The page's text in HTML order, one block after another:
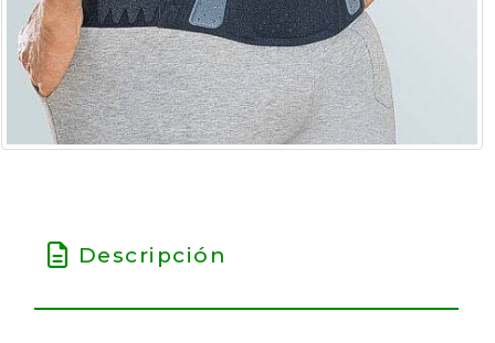
Descripción